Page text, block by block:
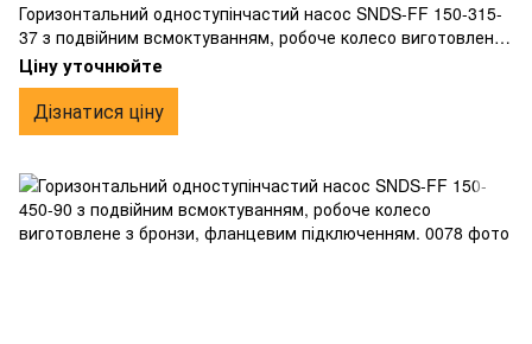
Горизонтальний одноступінчастий насос SNDS-FF 150-315-
37 з подвійним всмоктуванням, робоче колесо виготовлене
з бронзи, фланцевим підключенням.
Ціну уточнюйте
Дізнатися ціну